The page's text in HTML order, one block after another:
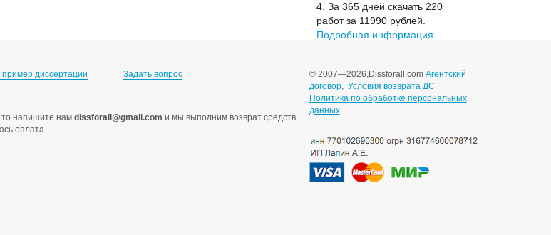
4. За 365 дней скачать 220
работ за 11990 рублей.
Подробная информация
пример диссертации Задать вопрос
напишите нам dissforall@gmail.com и мы выполним возврат средств.
оплата.
© 2007—2026,Dissforall.com Агентский
договор, Условия возврата ДС
Политика по обработке персональных
данных